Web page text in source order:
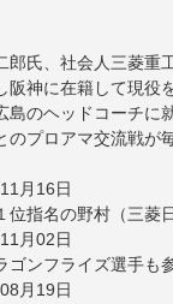
郎氏、社会人三菱重
阪神に在籍して現役
島のヘッドコーチに
のプロアマ交流戦が
月16日
位指名の野村（三菱
月02日
ゴンフライズ選手も
月19日